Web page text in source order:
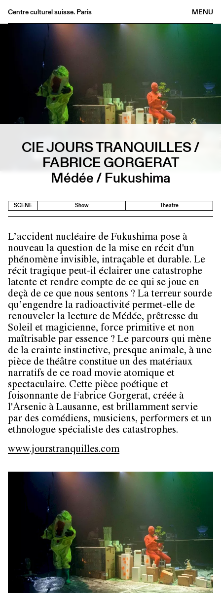
MENU
Centre culturel suisse. Paris
Publications
About
EN
CIE JOURS TRANQUILLES /
FABRICE GORGERAT
Médée / Fukushima
SCENE Show Theatre
L’accident nucléaire de Fukushima pose à
nouveau la question de la mise en récit d'un
phénomène invisible, intraçable et durable. Le
récit tragique peut-il éclairer une catastrophe
latente et rendre compte de ce qui se joue en
deçà de ce que nous sentons ? La terreur sourde
qu’engendre la radioactivité permet-elle de
renouveler la lecture de Médée, prêtresse du
Soleil et magicienne, force primitive et non
maîtrisable par essence ? Le parcours qui mène
de la crainte instinctive, presque animale, à une
pièce de théâtre constitue un des matériaux
narratifs de ce road movie atomique et
spectaculaire. Cette pièce poétique et
foisonnante de Fabrice Gorgerat, créée à
l'Arsenic à Lausanne, est brillamment servie
par des comédiens, musiciens, performers et un
ethnologue spécialiste des catastrophes.
www.jourstranquilles.com